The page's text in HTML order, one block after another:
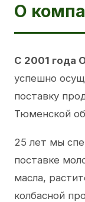
О
С 2001 года
успешно
поставку
Тюменской
25 лет мы
поставке
масла,
колбасной